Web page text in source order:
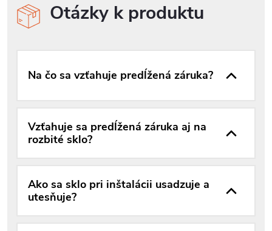
Otázky k produktu
Na čo sa vzťahuje predĺžená záruka?
Vzťahuje sa predĺžená záruka aj na
rozbité sklo?
Ako sa sklo pri inštalácii usadzuje a
utesňuje?